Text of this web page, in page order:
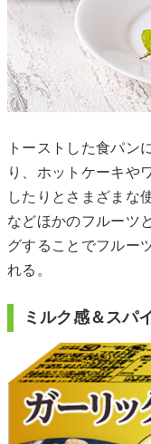
トーストした食パン
り、ホットケーキや
したりとさまざまな
などほかのフルーツ
グすることでフルー
れる。
ミルク感＆スパ